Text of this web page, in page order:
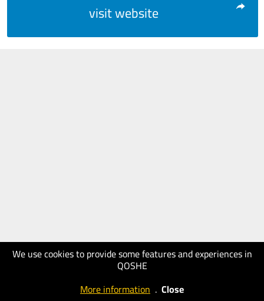
We use cookies to provide some features and experiences in
QOSHE
More information . Close
visit website